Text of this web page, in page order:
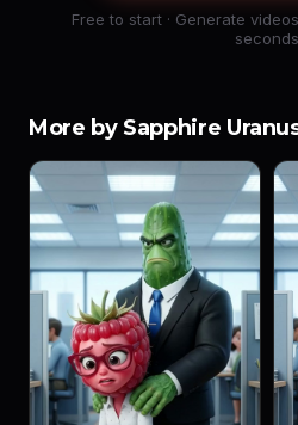
Free to start · Generate
seconds
More by Sapphire